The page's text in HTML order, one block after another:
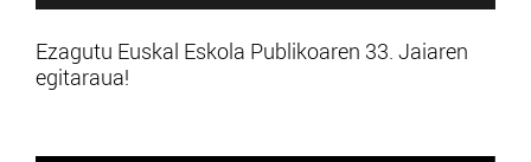
Ezagutu Euskal Eskola Publikoaren 33. Jaiaren
egitaraua!